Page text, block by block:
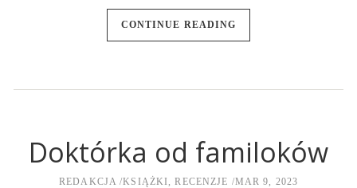
CONTINUE READING
Doktórka od familoków
REDAKCJA KSIĄŻKI,RECENZJE MAR 9, 2023